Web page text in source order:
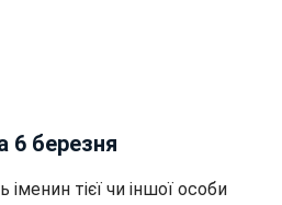
6 березня
тієї чи іншої особи